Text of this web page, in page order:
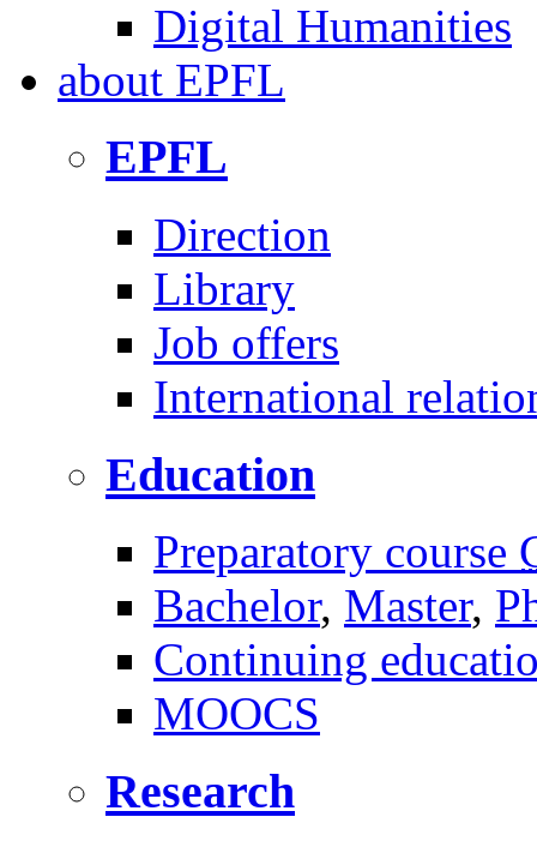
Digital Humanities
about EPFL
EPFL
Direction
Library
Job offers
International
Education
Preparatory course
Bachelor, Master,
Continuing
MOOCS
Research